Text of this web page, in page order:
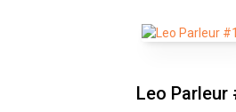
Leo Parleur